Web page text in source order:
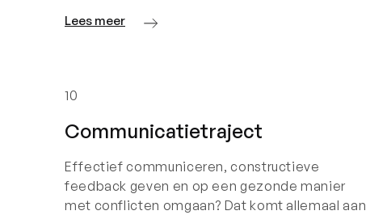
Lees meer
10
Communicatietraject
Effectief communiceren, constructieve
feedback geven en op een gezonde manier
met conflicten omgaan? Dat komt allemaal aan